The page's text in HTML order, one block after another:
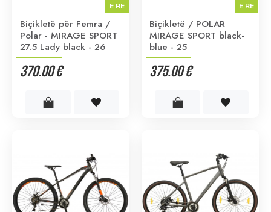
E RE
Biçikletë për Femra /
Polar - MIRAGE SPORT
27.5 Lady black - 26
370.00 €
E RE
Biçikletë / POLAR
MIRAGE SPORT black-
blue - 25
375.00 €